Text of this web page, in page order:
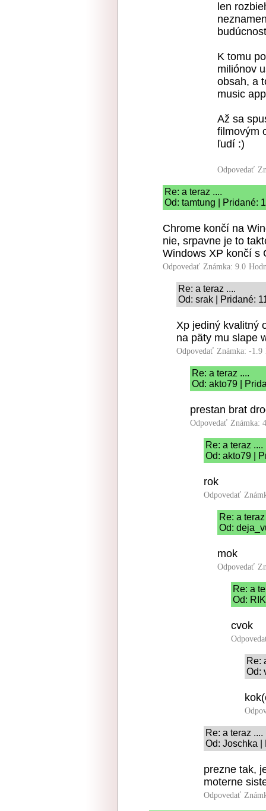
len
K tomu
miliónov
obsah, a
music
Až sa
filmovým
ľudí :)
Odpovedať
Re: a teraz ....
Od: tamtung | Pridané:
Chrome končí na
nie, srpavne je to
Windows XP končí s
Odpovedať Známka: 9.0
Re: a teraz ....
Od: srak | Pridané:
Xp jediný kvalitný
na päty mu slape
Odpovedať Známka: -1.9
Re: a teraz ....
Od: akto79 |
prestan brat
Odpovedať Známka:
Re: a teraz ....
Od: akto79 |
rok
Odpovedať
Re: a teraz
Od:
mok
Odpovedať
Re: a
Od:
cvok
Re:
Od:
Re: a teraz ....
Od: Joschka |
prezne tak,
moterne
Odpovedať